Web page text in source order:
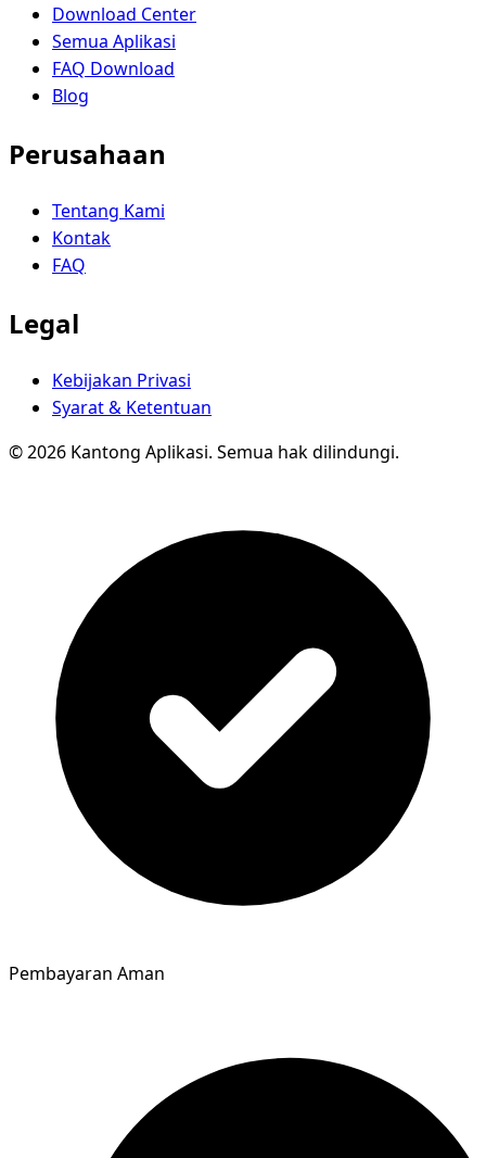
Download Center
Semua Aplikasi
FAQ Download
Blog
Perusahaan
Tentang Kami
Kontak
FAQ
Legal
Kebijakan Privasi
Syarat & Ketentuan
© 2026 Kantong Aplikasi. Semua hak dilindungi.
Pembayaran Aman